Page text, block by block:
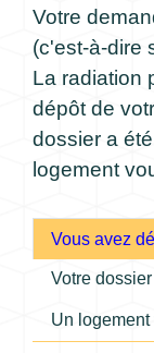
Votre
(c'est-à-dire
La radiation
dépôt de
dossier a
logement
Vous avez
Votre
Un